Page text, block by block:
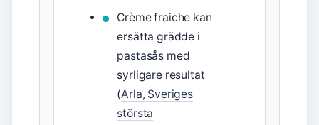
Crème fraiche kan
ersätta grädde i
pastasås med
syrligare resultat
(Arla, Sveriges
största